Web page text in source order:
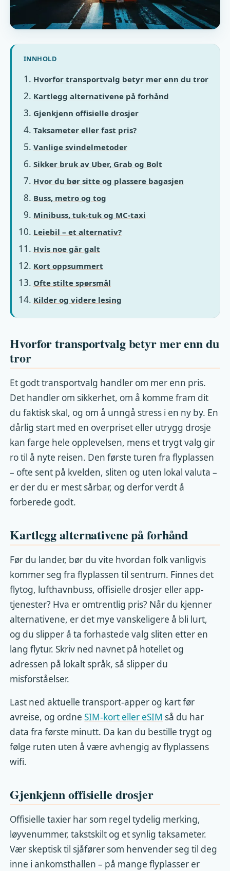
INNHOLD
Hvorfor transportvalg betyr mer enn du tror
Kartlegg alternativene på forhånd
Gjenkjenn offisielle drosjer
Taksameter eller fast pris?
Vanlige svindelmetoder
Sikker bruk av Uber, Grab og Bolt
Hvor du bør sitte og plassere bagasjen
Buss, metro og tog
Minibuss, tuk-tuk og MC-taxi
Leiebil – et alternativ?
Hvis noe går galt
Kort oppsummert
Ofte stilte spørsmål
Kilder og videre lesing
Hvorfor transportvalg betyr mer enn du
tror
Et godt transportvalg handler om mer enn pris.
Det handler om sikkerhet, om å komme fram dit
du faktisk skal, og om å unngå stress i en ny by. En
dårlig start med en overpriset eller utrygg drosje
kan farge hele opplevelsen, mens et trygt valg gir
ro til å nyte reisen. Den første turen fra flyplassen
– ofte sent på kvelden, sliten og uten lokal valuta –
er der du er mest sårbar, og derfor verdt å
forberede godt.
Kartlegg alternativene på forhånd
Før du lander, bør du vite hvordan folk vanligvis
kommer seg fra flyplassen til sentrum. Finnes det
flytog, lufthavnbuss, offisielle drosjer eller app-
tjenester? Hva er omtrentlig pris? Når du kjenner
alternativene, er det mye vanskeligere å bli lurt,
og du slipper å ta forhastede valg sliten etter en
lang flytur. Skriv ned navnet på hotellet og
adressen på lokalt språk, så slipper du
misforståelser.
Last ned aktuelle transport-apper og kart før
avreise, og ordneSIM-kort eller eSIM så du har
data fra første minutt. Da kan du bestille trygt og
følge ruten uten å være avhengig av flyplassens
wifi.
Gjenkjenn offisielle drosjer
Offisielle taxier har som regel tydelig merking,
løyvenummer, takstskilt og et synlig taksameter.
Vær skeptisk til sjåfører som henvender seg til deg
inne i ankomsthallen – på mange flyplasser er